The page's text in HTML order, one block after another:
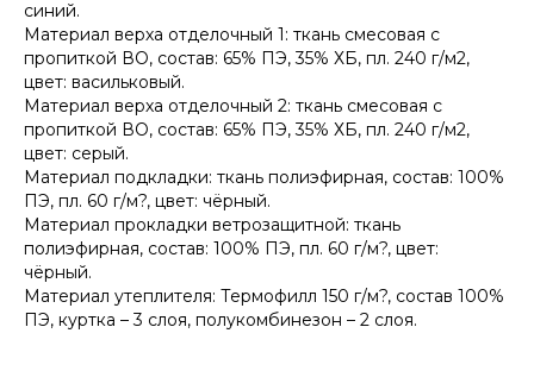
синий.
Материал верха отделочный 1: ткань смесовая с
пропиткой ВО, состав: 65% ПЭ, 35% ХБ, пл. 240 г/м2,
цвет: васильковый.
Материал верха отделочный 2: ткань смесовая с
пропиткой ВО, состав: 65% ПЭ, 35% ХБ, пл. 240 г/м2,
цвет: серый.
Материал подкладки: ткань полиэфирная, состав: 100%
ПЭ, пл. 60 г/м?, цвет: чёрный.
Материал прокладки ветрозащитной: ткань
полиэфирная, состав: 100% ПЭ, пл. 60 г/м?, цвет:
чёрный.
Материал утеплителя: Термофилл 150 г/м?, состав 100%
ПЭ, куртка – 3 слоя, полукомбинезон – 2 слоя.